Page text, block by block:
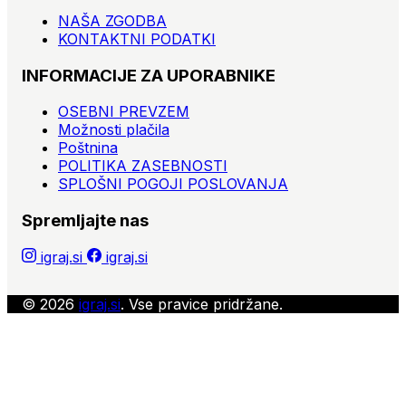
NAŠA ZGODBA
KONTAKTNI PODATKI
INFORMACIJE ZA UPORABNIKE
OSEBNI PREVZEM
Možnosti plačila
Poštnina
POLITIKA ZASEBNOSTI
SPLOŠNI POGOJI POSLOVANJA
Spremljajte nas
igraj.si igraj.si
© 2026 igraj.si. Vse pravice pridržane.